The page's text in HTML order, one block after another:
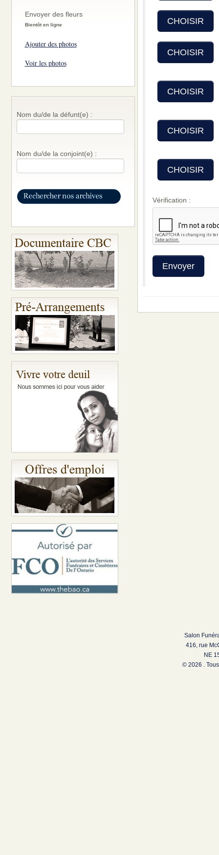
Envoyer des fleurs
Bientôt en ligne
Ajouter des photos
Voir les photos
Nom du/de la défunt(e) :
Nom du/de la conjoint(e) :
CHOISIR
CHOISIR
CHOISIR
CHOISIR
CHOISIR
Vérification :
Salon
416, rue
NE
© 2026 .